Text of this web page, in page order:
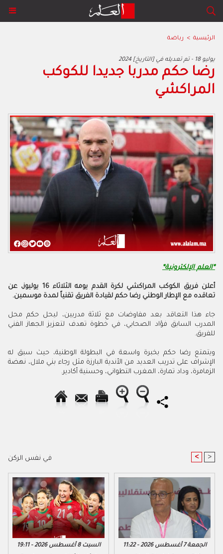
الرئيسية > رياضة
2024 يوليو 18 - تم تعديله في [التاريخ]
رضا حكم مدربا جديدا للكوكب
المراكشي
*العلم الإلكترونية*
أعلن فريق الكوكب المراكشي لكرة القدم يومه الثلاثاء 16 يوليوز، عن
تعاقده مع الإطار الوطني رضا حكم لقيادة الفريق تقنياً لمدة موسمين.
جاء هذا التعاقد بعد مفاوضات مع ثلاثة مدربين، ليحل حكم محل
المدرب السابق فؤاد الصحابي، في خطوة تهدف لتعزيز الجهاز الفني
للفريق.
ويتمتع رضا حكم بخبرة واسعة في البطولة الوطنية، حيث سبق له
الإشراف على تدريب العديد من الأندية البارزة مثل رجاء بني ملال، نهضة
الزمامرة، وداد تمارة، المغرب التطواني، وحسنية أكادير.
في نفس الركن < >
السبت 8 أغسطس 2026 - 19:11 الجمعة 7 أغسطس 2026 - 11:22